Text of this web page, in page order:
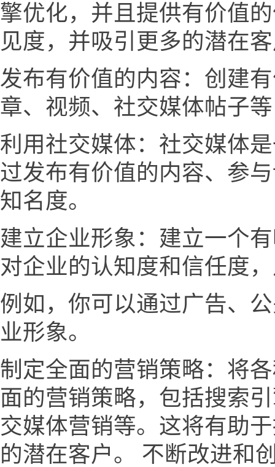
擎优化，并且提供有价值
见度，并吸引更多的潜在
发布有价值的内容：创建
章、视频、社交媒体帖子
利用社交媒体：社交媒体
过发布有价值的内容、参
知名度。
建立企业形象：建立一个
对企业的认知度和信任度
例如，你可以通过广告、
业形象。
制定全面的营销策略：将
面的营销策略，包括搜索
交媒体营销等。这将有助
的潜在客户。 不断改进和